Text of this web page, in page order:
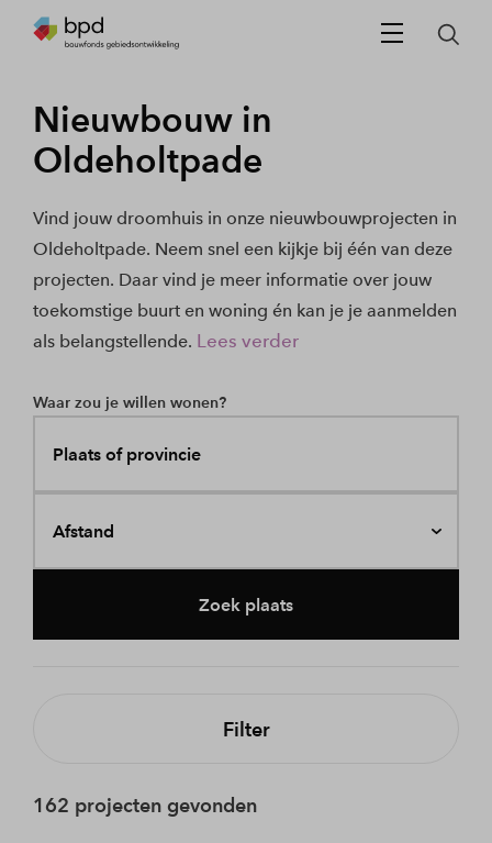
Nieuwbouw in
Oldeholtpade
Vind jouw droomhuis in onze nieuwbouwprojecten in
Oldeholtpade. Neem snel een kijkje bij één van deze
projecten. Daar vind je meer informatie over jouw
toekomstige buurt en woning én kan je je aanmelden
als belangstellende. Lees verder
Waar zou je willen wonen?
Plaats of provincie
Afstand
Zoek plaats
Filter
162 projecten gevonden